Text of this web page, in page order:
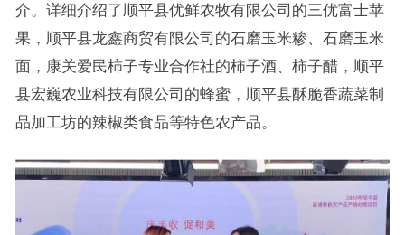
介。详细介绍了顺平县优鲜农牧有限公司的三优富士苹
果，顺平县龙鑫商贸有限公司的石磨玉米糁、石磨玉米
面，康关爱民柿子专业合作社的柿子酒、柿子醋，顺平
县宏巍农业科技有限公司的蜂蜜，顺平县酥脆香蔬菜制
品加工坊的辣椒类食品等特色农产品。